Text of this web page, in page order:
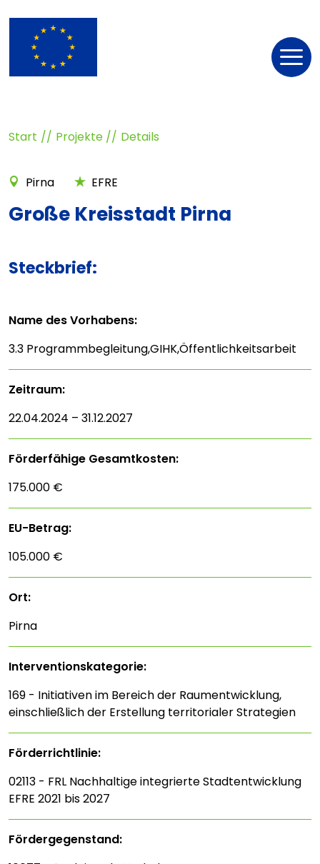
Start Projekte Details
Pirna EFRE
Große Kreisstadt Pirna
Steckbrief:
Name des Vorhabens:
3.3 Programmbegleitung,GIHK,Öffentlichkeitsarbeit
Zeitraum:
22.04.2024 – 31.12.2027
Förderfähige Gesamtkosten:
175.000 €
EU-Betrag:
105.000 €
Ort:
Pirna
Interventions­kategorie:
169 - Initiativen im Bereich der Raumentwicklung,
einschließlich der Erstellung territorialer Strategien
Förderrichtlinie:
02113 - FRL Nachhaltige integrierte Stadtentwicklung
EFRE 2021 bis 2027
Fördergegenstand: